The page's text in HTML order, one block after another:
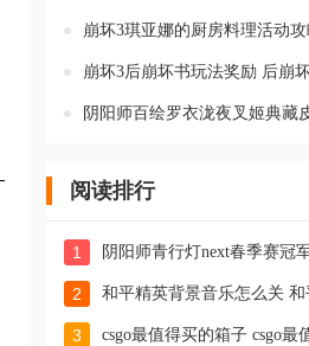
阅读排行
1
2
3